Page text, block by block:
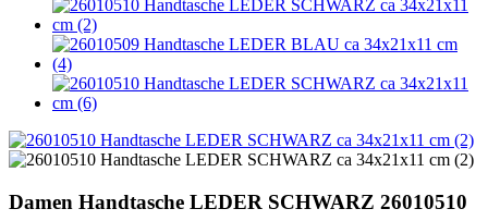
Damen Handtasche LEDER SCHWARZ 26010510